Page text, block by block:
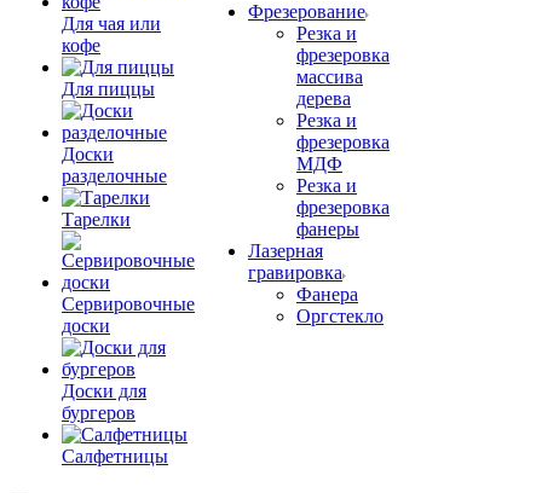
Для чая или
кофе
Для пиццы
Доски
разделочные
Тарелки
Сервировочные
доски
Доски для
бургеров
Салфетницы
Фрезерование
Резка и
фрезеровка
массива
дерева
Резка и
фрезеровка
МДФ
Резка и
фрезеровка
фанеры
Лазерная
гравировка
Фанера
Орг­стек­ло